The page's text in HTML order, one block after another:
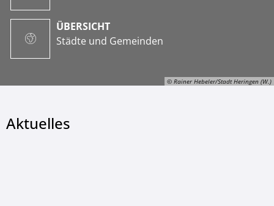
© Rainer Hebeler/Stadt Heringen (W.)
ÜBERSICHT
Städte und Gemeinden
Aktuelles